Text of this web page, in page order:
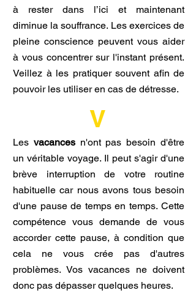
à rester dans l’ici et maintenant
diminue la souffrance. Les exercices de
pleine conscience peuvent vous aider
à vous concentrer sur l'instant présent.
Veillez à les pratiquer souvent afin de
pouvoir les utiliser en cas de détresse.
V
Les vacancesn'ont pas besoin d'être
un véritable voyage. Il peut s'agir d'une
brève interruption de votre routine
habituelle car nous avons tous besoin
d'une pause de temps en temps. Cette
compétence vous demande de vous
accorder cette pause, à condition que
cela ne vous crée pas d'autres
problèmes. Vos vacances ne doivent
donc pas dépasser quelques heures.